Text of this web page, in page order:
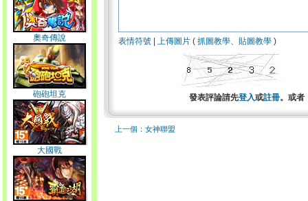
奧奇傳說
砲砲坦克
大國戰
表情符號 上傳圖片 ( 抓圖教學、 貼圖教學 )
發表評論請先登入或註冊。或者
上一個：女神聯盟